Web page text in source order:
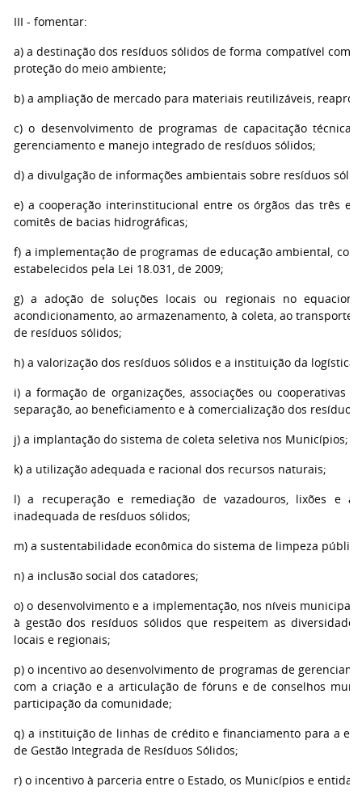
III - fomentar:
a) a destinação dos resíduos sólidos de forma compatível com
proteção do meio ambiente;
b) a ampliação de mercado para materiais reutilizáveis,
c) o desenvolvimento de programas de capacitação
gerenciamento e manejo integrado de resíduos sólidos;
d) a divulgação de informações ambientais sobre resíduos
e) a cooperação interinstitucional entre os órgãos das três
comitês de bacias hidrográficas;
f) a implementação de programas de educação ambiental,
estabelecidos pela Lei 18.031, de 2009;
g) a adoção de soluções locais ou regionais no
acondicionamento, ao armazenamento, à coleta, ao
de resíduos sólidos;
h) a valorização dos resíduos sólidos e a instituição da logística
i) a formação de organizações, associações ou cooperativas
separação, ao beneficiamento e à comercialização dos resíduos
j) a implantação do sistema de coleta seletiva nos Municípios;
k) a utilização adequada e racional dos recursos naturais;
l) a recuperação e remediação de vazadouros, lixões e
inadequada de resíduos sólidos;
m) a sustentabilidade econômica do sistema de limpeza
n) a inclusão social dos catadores;
o) o desenvolvimento e a implementação, nos níveis municipal
à gestão dos resíduos sólidos que respeitem as
locais e regionais;
p) o incentivo ao desenvolvimento de programas de
com a criação e a articulação de fóruns e de conselhos
participação da comunidade;
q) a instituição de linhas de crédito e financiamento para a
de Gestão Integrada de Resíduos Sólidos;
r) o incentivo à parceria entre o Estado, os Municípios e